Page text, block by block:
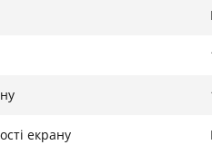
дюймовим IPS-дисплеєм
уроки максимально
представлена якісними
екрану